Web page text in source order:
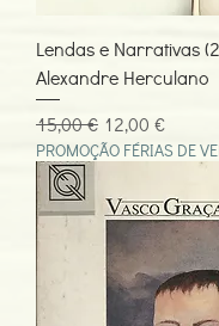
Lendas e Narrativas
Alexandre Herculano
Preço normal
15,00 € Preço
12,00 €
PROMOÇÃO FÉRIAS DE